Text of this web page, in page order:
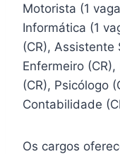
Motorista (1
Informática (1
(CR), Assistente
Enfermeiro
(CR), Psicólogo
Contabilidade
Os cargos